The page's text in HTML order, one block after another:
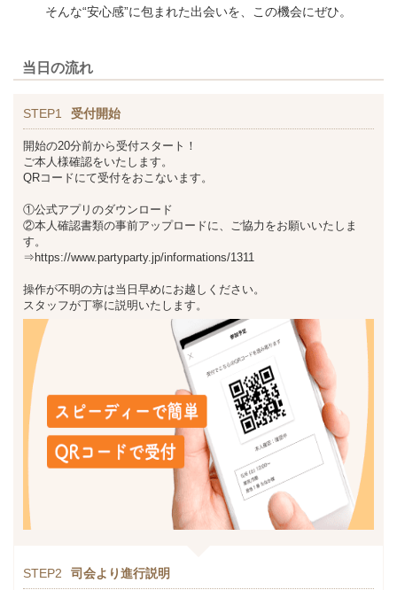
そんな“安心感”に包まれた出会いを、この機会にぜひ。
当日の流れ
STEP1 受付開始
開始の20分前から受付スタート！
ご本人様確認をいたします。
QRコードにて受付をおこないます。
①公式アプリのダウンロード
②本人確認書類の事前アップロードに、ご協力をお願いいたしま
す。
⇒https://www.partyparty.jp/informations/1311
操作が不明の方は当日早めにお越しください。
スタッフが丁寧に説明いたします。
STEP2 司会より進行説明